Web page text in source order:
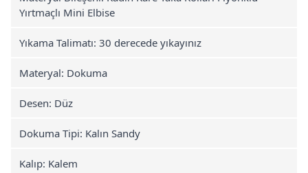
Yırtmaçlı Mini Elbise
Yıkama Talimatı: 30 derecede yıkayınız
Materyal: Dokuma
Desen: Düz
Dokuma Tipi: Kalın Sandy
Kalıp: Kalem